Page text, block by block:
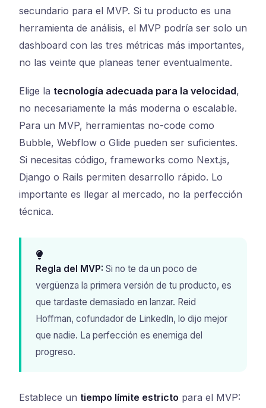
secundario para el MVP. Si tu producto es una
herramienta de análisis, el MVP podría ser solo un
dashboard con las tres métricas más importantes,
no las veinte que planeas tener eventualmente.
Elige la tecnología adecuada para la velocidad,
no necesariamente la más moderna o escalable.
Para un MVP, herramientas no-code como
Bubble, Webflow o Glide pueden ser suficientes.
Si necesitas código, frameworks como Next.js,
Django o Rails permiten desarrollo rápido. Lo
importante es llegar al mercado, no la perfección
técnica.
Regla del MVP: Si no te da un poco de
vergüenza la primera versión de tu producto, es
que tardaste demasiado en lanzar. Reid
Hoffman, cofundador de LinkedIn, lo dijo mejor
que nadie. La perfección es enemiga del
progreso.
Establece un tiempo límite estricto para el MVP: